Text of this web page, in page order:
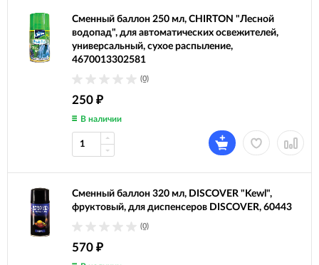
Сменный баллон 250 мл, CHIRTON "Лесной
водопад", для автоматических освежителей,
универсальный, сухое распыление,
4670013302581
(0)
250 ₽
В наличии
Сменный баллон 320 мл, DISCOVER "Kewl",
фруктовый, для диспенсеров DISCOVER, 60443
(0)
570 ₽